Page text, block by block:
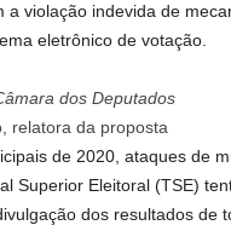
a violação indevida de
eletrônico de votação.
dos Deputados
relatora da proposta
de 2020, ataques de
Superior Eleitoral (TSE)
dos resultados de